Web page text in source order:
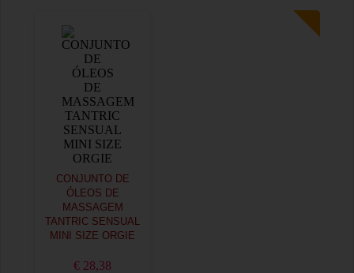
CONJUNTO DE
ÓLEOS DE
MASSAGEM
TANTRIC SENSUAL
MINI SIZE ORGIE
€ 28,38